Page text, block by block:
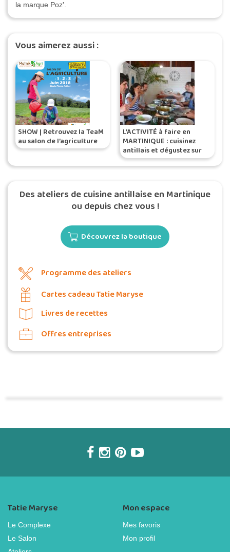
la marque Poz'.
Vous aimerez aussi :
SHOW | Retrouvez la TeaM
au salon de l’agriculture
L’ACTIVITÉ à faire en
MARTINIQUE : cuisinez
antillais et dégustez sur
place !
Des ateliers de cuisine antillaise en Martinique
ou depuis chez vous !
Découvrez la boutique
Programme des ateliers
Cartes cadeau Tatie Maryse
Livres de recettes
Offres entreprises
Tatie Maryse
Le Complexe
Le Salon
Mon espace
Mes favoris
Mon profil